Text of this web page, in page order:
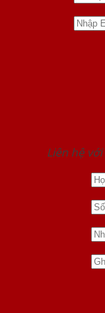
Liên hệ